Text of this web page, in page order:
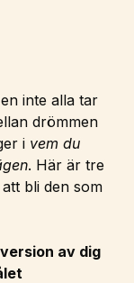
inte alla tar
drömmen
i vem du
. Här är tre
bli den som
av dig